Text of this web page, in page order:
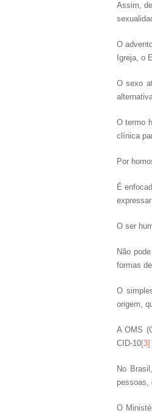
Assim,
O
Igreja, o
O sexo
O termo
clínica
Por
É
O ser
Não
formas
O
origem,
A OMS
CID-10[3]
No
pessoas,
O